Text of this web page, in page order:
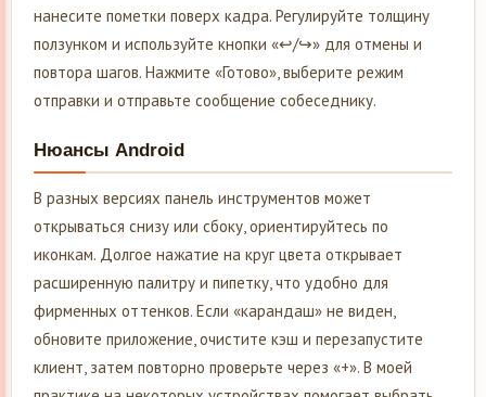
нанесите пометки поверх кадра. Регулируйте толщину
ползунком и используйте кнопки «↩︎/↪︎» для отмены и
повтора шагов. Нажмите «Готово», выберите режим
отправки и отправьте сообщение собеседнику.
Нюансы Android
В разных версиях панель инструментов может
открываться снизу или сбоку, ориентируйтесь по
иконкам. Долгое нажатие на круг цвета открывает
расширенную палитру и пипетку, что удобно для
фирменных оттенков. Если «карандаш» не виден,
обновите приложение, очистите кэш и перезапустите
клиент, затем повторно проверьте через «+». В моей